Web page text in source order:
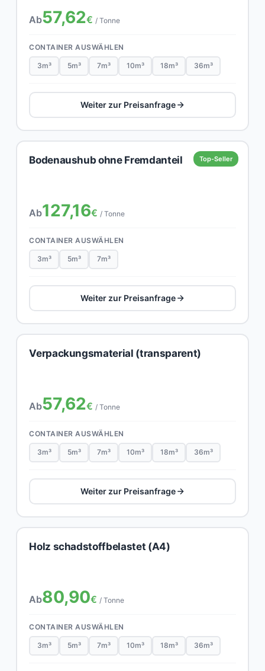
Ab57,62€ / Tonne
CONTAINER AUSWÄHLEN
3m³ 5m³ 7m³ 10m³ 18m³ 36m³
Weiter zur Preisanfrage
Top-Seller
Bodenaushub ohne Fremdanteil
Ab127,16€ / Tonne
CONTAINER AUSWÄHLEN
3m³ 5m³ 7m³
Weiter zur Preisanfrage
Verpackungsmaterial (transparent)
Ab57,62€ / Tonne
CONTAINER AUSWÄHLEN
3m³ 5m³ 7m³ 10m³ 18m³ 36m³
Weiter zur Preisanfrage
Holz schadstoffbelastet (A4)
Ab80,90€ / Tonne
CONTAINER AUSWÄHLEN
3m³ 5m³ 7m³ 10m³ 18m³ 36m³